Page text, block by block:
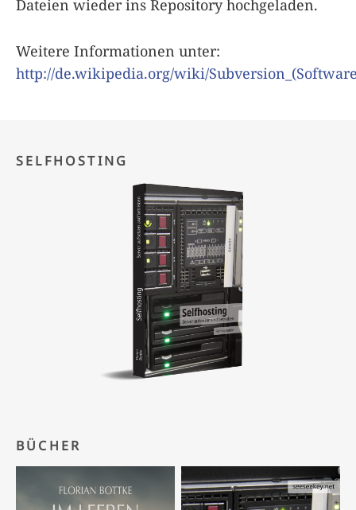
Dateien wieder ins Repository hochgeladen.
Weitere Informationen unter:
http://de.wikipedia.org/wiki/
SELFHOSTING
BÜCHER